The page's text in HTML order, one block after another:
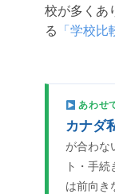
校が多くあ
る
「学校比
あわせ
カナダ
が合わな
ト・手
は前向き